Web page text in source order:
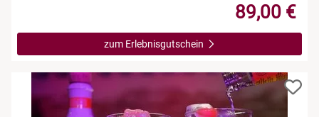
89,00 €
zum Erlebnisgutschein